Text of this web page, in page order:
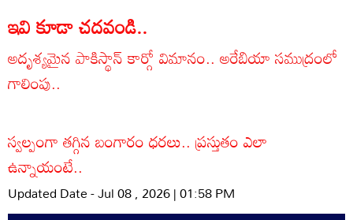
ఇవి కూడా చదవండి..
అదృశ్యమైన పాకిస్థాన్ కార్గో విమానం.. అరేబియా సముద్రం‌లో
గాలింపు..
స్వల్పంగా తగ్గిన బంగారం ధరలు.. ప్రస్తుతం ఎలా
ఉన్నాయంటే..
Updated Date - Jul 08 , 2026 | 01:58 PM